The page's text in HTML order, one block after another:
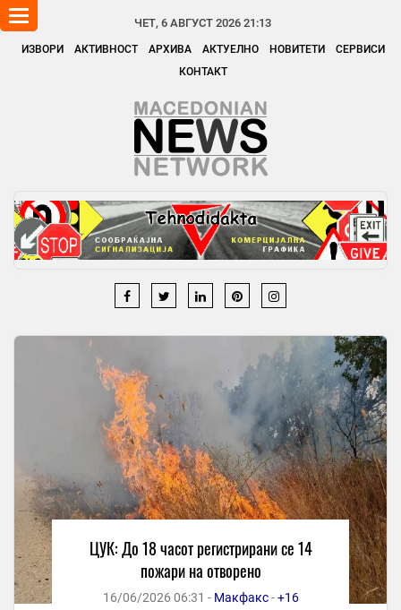
ЧЕТ, 6 АВГУСТ 2026 21:13
ИЗВОРИ АКТИВНОСТ АРХИВА АКТУЕЛНО НОВИТЕТИ
СЕРВИСИ
КОНТАКТ
Toggle
navigation
ЦУК: До 18 часот регистрирани се 14
пожари на отворено
16/06/2026 06:31 - Макфакс-+16